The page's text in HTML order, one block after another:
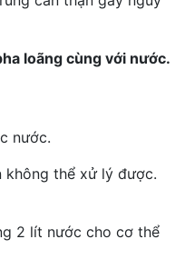
loãng cùng với nước.
nước.
không thể xử lý được.
2 lít nước cho cơ thể